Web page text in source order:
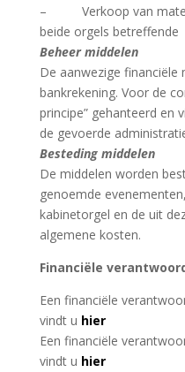
– Verkoop van
beide orgels betreffende
Beheer middelen
De aanwezige financiële
bankrekening. Voor de
principe” gehanteerd en
de gevoerde
Besteding middelen
De middelen worden
genoemde
kabinetorgel en de uit
algemene kosten.
Financiële
Een financiële
vindt u hier
Een financiële
vindt u hier